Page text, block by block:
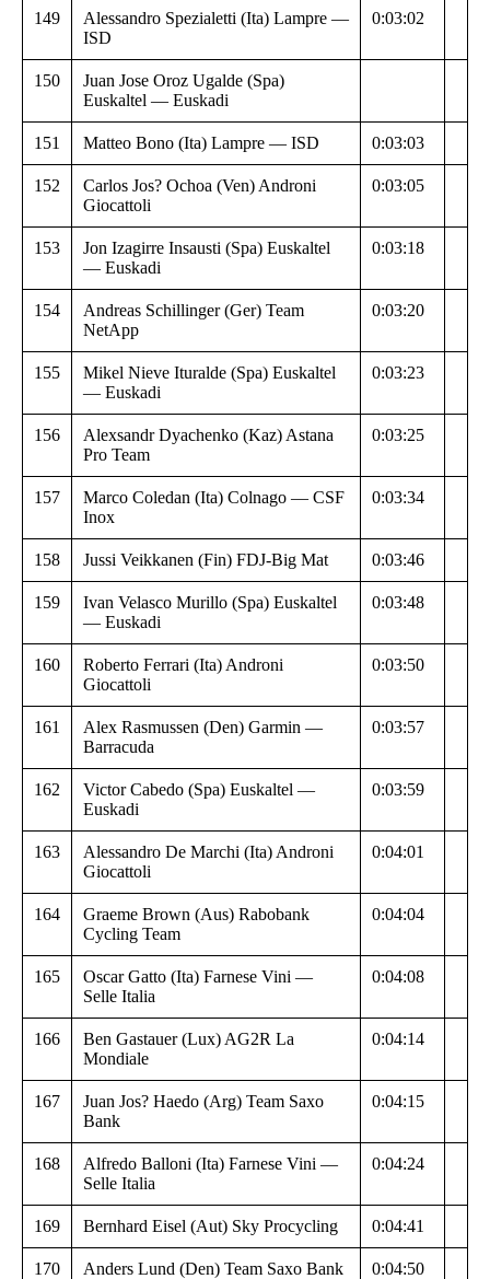
149
Alessandro Spezialetti (Ita) Lampre —
ISD
0:03:02
150
Juan Jose Oroz Ugalde (Spa)
Euskaltel — Euskadi
151 Matteo Bono (Ita) Lampre — ISD 0:03:03
152
Carlos Jos? Ochoa (Ven) Androni
Giocattoli
0:03:05
153
Jon Izagirre Insausti (Spa) Euskaltel
— Euskadi
0:03:18
154
Andreas Schillinger (Ger) Team
NetApp
0:03:20
155
Mikel Nieve Ituralde (Spa) Euskaltel
— Euskadi
0:03:23
156
Alexsandr Dyachenko (Kaz) Astana
Pro Team
0:03:25
157
Marco Coledan (Ita) Colnago — CSF
Inox
0:03:34
158 Jussi Veikkanen (Fin) FDJ-Big Mat 0:03:46
159
Ivan Velasco Murillo (Spa) Euskaltel
— Euskadi
0:03:48
160
Roberto Ferrari (Ita) Androni
Giocattoli
0:03:50
161
Alex Rasmussen (Den) Garmin —
Barracuda
0:03:57
162
Victor Cabedo (Spa) Euskaltel —
Euskadi
0:03:59
163
Alessandro De Marchi (Ita) Androni
Giocattoli
0:04:01
164
Graeme Brown (Aus) Rabobank
Cycling Team
0:04:04
165
Oscar Gatto (Ita) Farnese Vini —
Selle Italia
0:04:08
166
Ben Gastauer (Lux) AG2R La
Mondiale
0:04:14
167
Juan Jos? Haedo (Arg) Team Saxo
Bank
0:04:15
168
Alfredo Balloni (Ita) Farnese Vini —
Selle Italia
0:04:24
169 Bernhard Eisel (Aut) Sky Procycling 0:04:41
170 Anders Lund (Den) Team Saxo Bank 0:04:50